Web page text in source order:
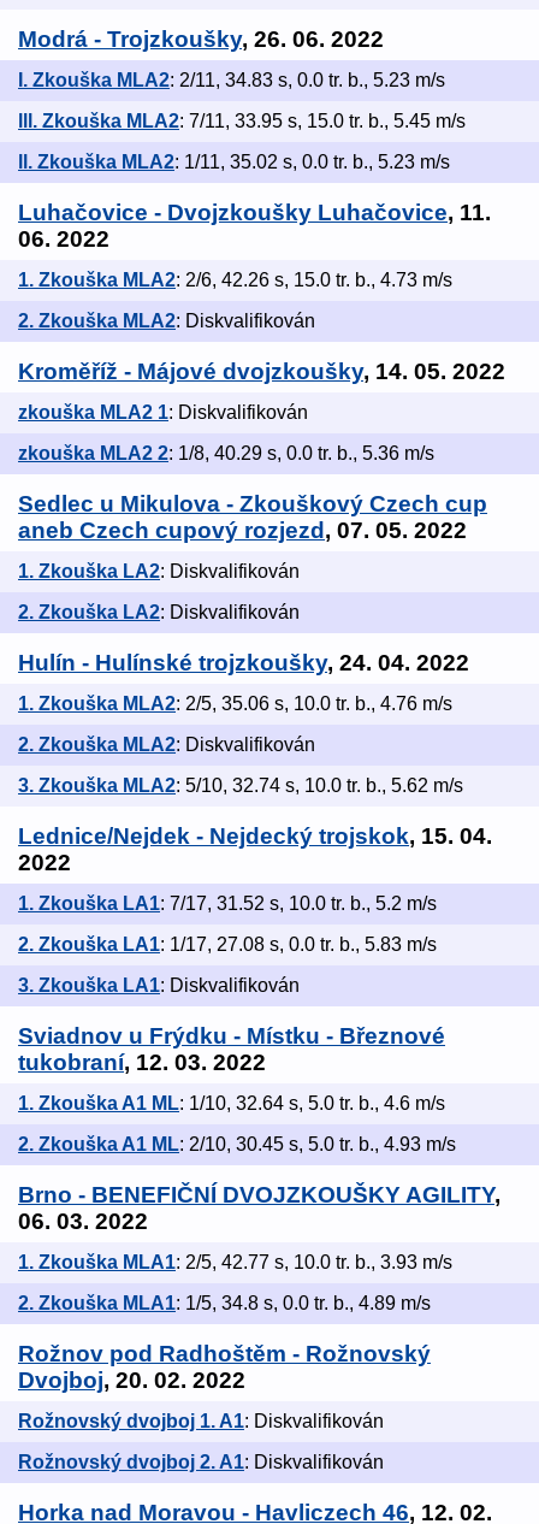
Modrá - Trojzkoušky, 26. 06. 2022
I. Zkouška MLA2: 2/11, 34.83 s, 0.0 tr. b., 5.23 m/s
lll. Zkouška MLA2: 7/11, 33.95 s, 15.0 tr. b., 5.45 m/s
ll. Zkouška MLA2: 1/11, 35.02 s, 0.0 tr. b., 5.23 m/s
Luhačovice - Dvojzkoušky Luhačovice, 11.
06. 2022
1. Zkouška MLA2: 2/6, 42.26 s, 15.0 tr. b., 4.73 m/s
2. Zkouška MLA2: Diskvalifikován
Kroměříž - Májové dvojzkoušky, 14. 05. 2022
zkouška MLA2 1: Diskvalifikován
zkouška MLA2 2: 1/8, 40.29 s, 0.0 tr. b., 5.36 m/s
Sedlec u Mikulova - Zkouškový Czech cup
aneb Czech cupový rozjezd, 07. 05. 2022
1. Zkouška LA2: Diskvalifikován
2. Zkouška LA2: Diskvalifikován
Hulín - Hulínské trojzkoušky, 24. 04. 2022
1. Zkouška MLA2: 2/5, 35.06 s, 10.0 tr. b., 4.76 m/s
2. Zkouška MLA2: Diskvalifikován
3. Zkouška MLA2: 5/10, 32.74 s, 10.0 tr. b., 5.62 m/s
Lednice/Nejdek - Nejdecký trojskok, 15. 04.
2022
1. Zkouška LA1: 7/17, 31.52 s, 10.0 tr. b., 5.2 m/s
2. Zkouška LA1: 1/17, 27.08 s, 0.0 tr. b., 5.83 m/s
3. Zkouška LA1: Diskvalifikován
Sviadnov u Frýdku - Místku - Březnové
tukobraní, 12. 03. 2022
1. Zkouška A1 ML: 1/10, 32.64 s, 5.0 tr. b., 4.6 m/s
2. Zkouška A1 ML: 2/10, 30.45 s, 5.0 tr. b., 4.93 m/s
Brno - BENEFIČNÍ DVOJZKOUŠKY AGILITY,
06. 03. 2022
1. Zkouška MLA1: 2/5, 42.77 s, 10.0 tr. b., 3.93 m/s
2. Zkouška MLA1: 1/5, 34.8 s, 0.0 tr. b., 4.89 m/s
Rožnov pod Radhoštěm - Rožnovský
Dvojboj, 20. 02. 2022
Rožnovský dvojboj 1. A1: Diskvalifikován
Rožnovský dvojboj 2. A1: Diskvalifikován
Horka nad Moravou - Havliczech 46, 12. 02.